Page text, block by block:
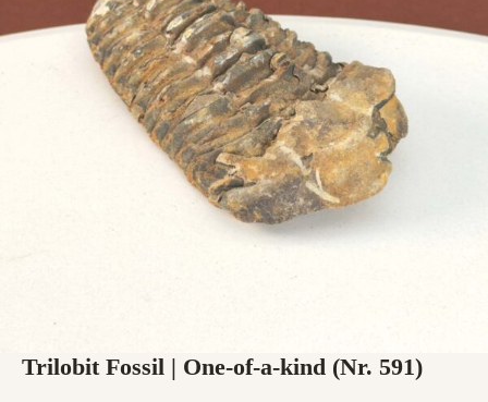
Trilobit Fossil | One-of-a-kind (Nr. 591)